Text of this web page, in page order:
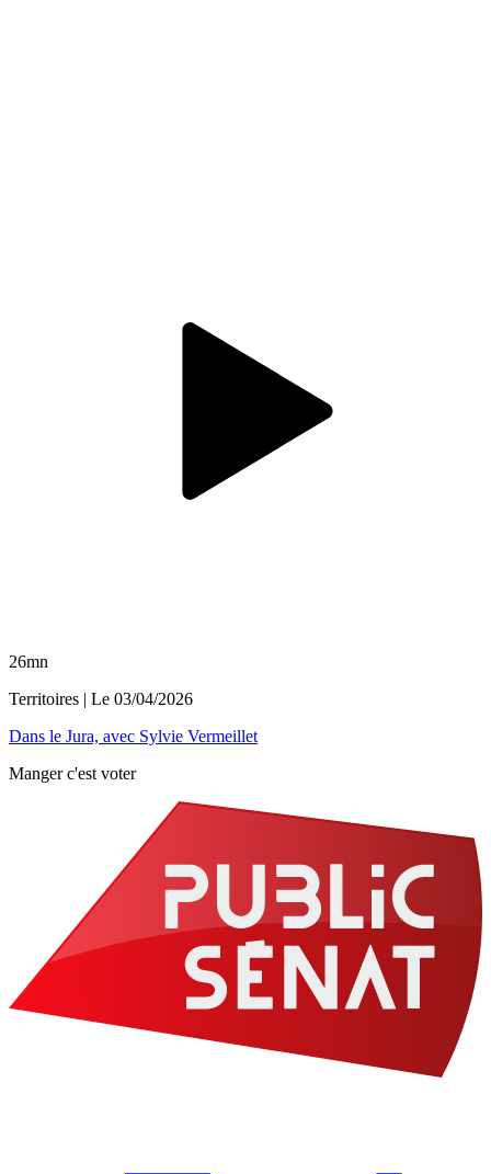
26mn
Territoires | Le 03/04/2026
Dans le Jura, avec Sylvie Vermeillet
Manger c'est voter